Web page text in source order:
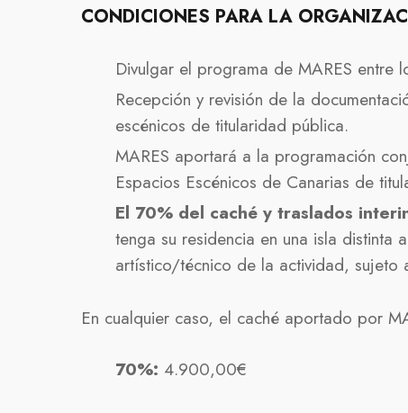
CONDICIONES PARA LA
Divulgar el programa de MARES entre
Recepción y revisión de la
escénicos de titularidad pública.
MARES aportará a la programación
Espacios Escénicos de Canarias de
El 70% del caché y traslados
tenga su residencia en una isla distinta
artístico/técnico de la actividad,
En cualquier caso, el caché aportado por
70%: 4.900,00€